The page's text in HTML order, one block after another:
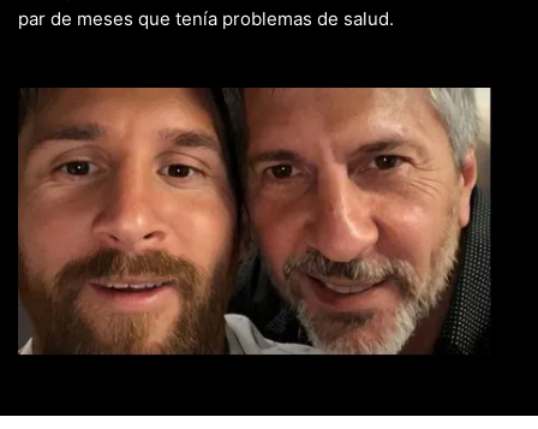
par de meses que tenía problemas de salud.